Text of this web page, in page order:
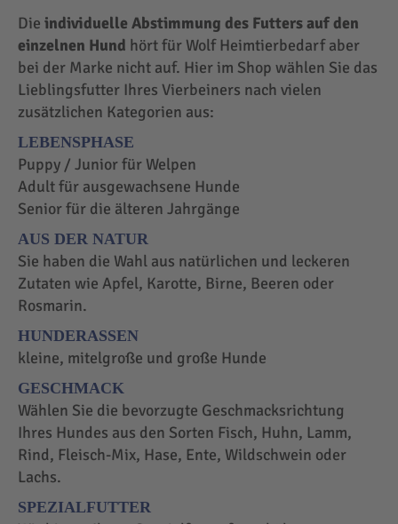
Die individuelle Abstimmung des Futters auf den
einzelnen Hund hört für Wolf Heimtierbedarf aber
bei der Marke nicht auf. Hier im Shop wählen Sie das
Lieblingsfutter Ihres Vierbeiners nach vielen
zusätzlichen Kategorien aus:
LEBENSPHASE
Puppy / Junior für Welpen
Adult für ausgewachsene Hunde
Senior für die älteren Jahrgänge
AUS DER NATUR
Sie haben die Wahl aus natürlichen und leckeren
Zutaten wie Apfel, Karotte, Birne, Beeren oder
Rosmarin.
HUNDERASSEN
kleine, mitelgroße und große Hunde
GESCHMACK
Wählen Sie die bevorzugte Geschmacksrichtung
Ihres Hundes aus den Sorten Fisch, Huhn, Lamm,
Rind, Fleisch-Mix, Hase, Ente, Wildschwein oder
Lachs.
SPEZIALFUTTER